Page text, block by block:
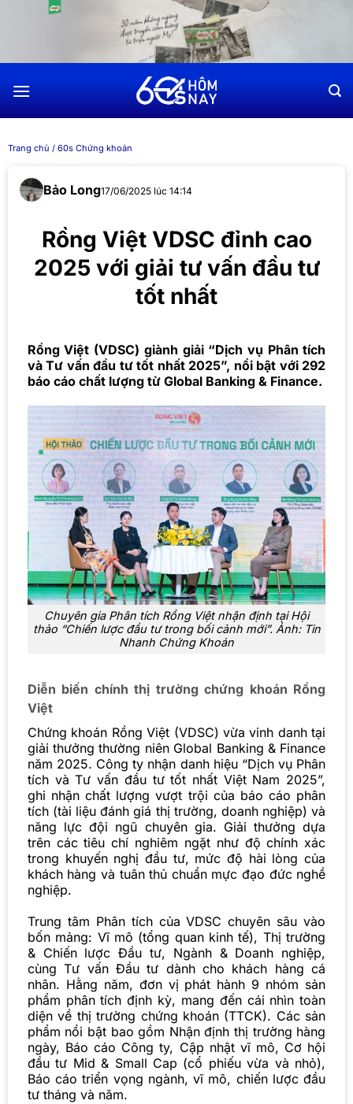
dung
Trang chủ / 60s Chứng khoán
Bảo Long17/06/2025 lúc 14:14
Rồng Việt VDSC đỉnh cao
2025 với giải tư vấn đầu tư
tốt nhất
Rồng Việt (VDSC) giành giải “Dịch vụ Phân tích
và Tư vấn đầu tư tốt nhất 2025”, nổi bật với 292
báo cáo chất lượng từ Global Banking & Finance.
Chuyên gia Phân tích Rồng Việt nhận định tại Hội
thảo “Chiến lược đầu tư trong bối cảnh mới”. Ảnh: Tin
Nhanh Chứng Khoán
Diễn biến chính thị trường chứng khoán Rồng
Việt
Chứng khoán Rồng Việt (VDSC) vừa vinh danh tại
giải thưởng thường niên Global Banking & Finance
năm 2025. Công ty nhận danh hiệu “Dịch vụ Phân
tích và Tư vấn đầu tư tốt nhất Việt Nam 2025”,
ghi nhận chất lượng vượt trội của báo cáo phân
tích (tài liệu đánh giá thị trường, doanh nghiệp) và
năng lực đội ngũ chuyên gia. Giải thưởng dựa
trên các tiêu chí nghiêm ngặt như độ chính xác
trong khuyến nghị đầu tư, mức độ hài lòng của
khách hàng và tuân thủ chuẩn mực đạo đức nghề
nghiệp.
Trung tâm Phân tích của VDSC chuyên sâu vào
bốn mảng: Vĩ mô (tổng quan kinh tế), Thị trường
& Chiến lược Đầu tư, Ngành & Doanh nghiệp,
cùng Tư vấn Đầu tư dành cho khách hàng cá
nhân. Hằng năm, đơn vị phát hành 9 nhóm sản
phẩm phân tích định kỳ, mang đến cái nhìn toàn
diện về thị trường chứng khoán (TTCK). Các sản
phẩm nổi bật bao gồm Nhận định thị trường hàng
ngày, Báo cáo Công ty, Cập nhật vĩ mô, Cơ hội
đầu tư Mid & Small Cap (cổ phiếu vừa và nhỏ),
Báo cáo triển vọng ngành, vĩ mô, chiến lược đầu
tư tháng và năm.